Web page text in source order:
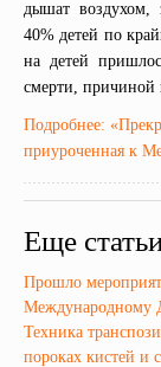
дышат
40% детей по
на детей
смерти, причиной
Подробнее:
приуроченная к
Еще
Прошло
Международному
Техника
пороках кистей и